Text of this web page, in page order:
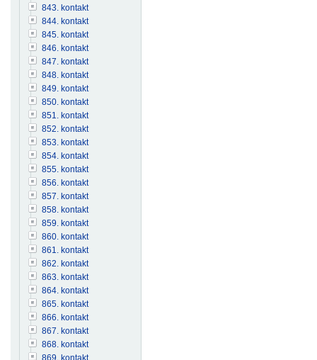
843. kontakt
844. kontakt
845. kontakt
846. kontakt
847. kontakt
848. kontakt
849. kontakt
850. kontakt
851. kontakt
852. kontakt
853. kontakt
854. kontakt
855. kontakt
856. kontakt
857. kontakt
858. kontakt
859. kontakt
860. kontakt
861. kontakt
862. kontakt
863. kontakt
864. kontakt
865. kontakt
866. kontakt
867. kontakt
868. kontakt